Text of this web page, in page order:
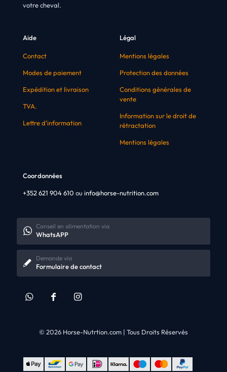
votre cheval.
Aide
Contact
Modes de paiement
Expédition et livraison
TVA.
Lettre d'information
Légal
Mentions légales
Protection des données
Conditions générales de
vente
Information sur le droit de
rétractation
Mentions légales
Coordonnées
+352 621 904 610 ou info@horse-nutrition.com
WhatsAPP
Conseil en alimentation via
Formulaire de contact
Demande via
© 2026 Horse-Nutrtion.com | Tous Droits Réservés